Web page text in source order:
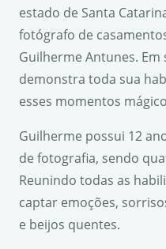
estado de Santa
fotógrafo de
Guilherme Antunes.
demonstra toda sua
esses momentos
Guilherme possui 12
de fotografia, sendo
Reunindo todas as
captar emoções,
e beijos quentes.